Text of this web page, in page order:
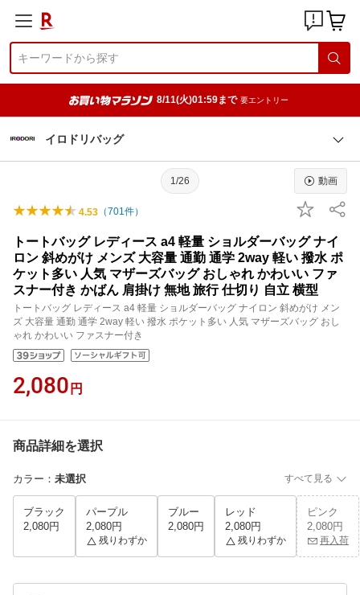
8/11(火)01:59まで 要エントリー
イロドリバッグ
1/26 動画
4.53 （701件）
トートバッグ レディース a4 軽量 ショルダーバッグ ナイ
ロン 斜めがけ メンズ 大容量 通勤 通学 2way 軽い 撥水 ポ
ケット多い 人気 マザーズバッグ おしゃれ かわいい ファ
スナー付き かばん 肩掛け 無地 旅行 仕切り 自立 横型
トートバッグ レディース a4 軽量 ショルダーバッグ ナイロン 斜めがけ メン
ズ 大容量 通勤 通学 2way 軽い 撥水 ポケット多い 人気 マザーズバッグ おし
ゃれ かわいい ファスナー付き
2,080 円
商品詳細を選択
カラー ： 未選択 すべて見る
ブラック
2,080円
パープル
2,080円
残りわずか
ブルー
2,080円
レッド
2,080円
残りわずか
ピンク
2,080円
再入荷